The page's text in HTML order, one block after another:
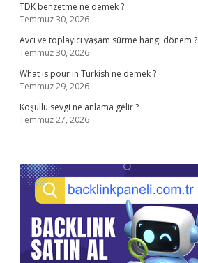
TDK benzetme ne demek ?
Temmuz 30, 2026
Avcı ve toplayıcı yaşam sürme hangi dönem ?
Temmuz 30, 2026
What is pour in Turkish ne demek ?
Temmuz 29, 2026
Koşullu sevgi ne anlama gelir ?
Temmuz 27, 2026